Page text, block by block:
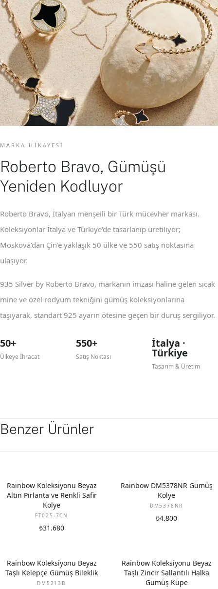
MARKA HIKAYESI
Roberto Bravo, Gümüşü
Yeniden Kodluyor
Roberto Bravo, İtalyan menşeili bir Türk mücevher markası.
Koleksiyonlar İtalya ve Türkiye'de tasarlanıp üretiliyor;
Moskova'dan Çin'e yaklaşık 50 ülke ve 550 satış noktasına
ulaşıyor.
935 Silver by Roberto Bravo, markanın imzası haline gelen sıcak
mine ve özel rodyum tekniğini gümüş koleksiyonlarına
taşıyarak, standart 925 ayarın ötesine geçen bir duruş sergiliyor.
50+
Ülkeye İhracat
550+
Satış Noktası
İtalya ·
Türkiye
Tasarım & Üretim
Benzer Ürünler
YENI
Rainbow Koleksiyonu Beyaz
Altın Pırlanta ve Renkli Safir
Kolye
FT025-7CN
₺31.680
Rainbow DM5378NR Gümüş
Kolye
DM5378NR
₺4.800
Rainbow Koleksiyonu Beyaz
Taşlı Kelepçe Gümüş Bileklik
DM5213B
Rainbow Koleksiyonu Beyaz
Taşlı Zincir Sallantılı Halka
Gümüş Küpe